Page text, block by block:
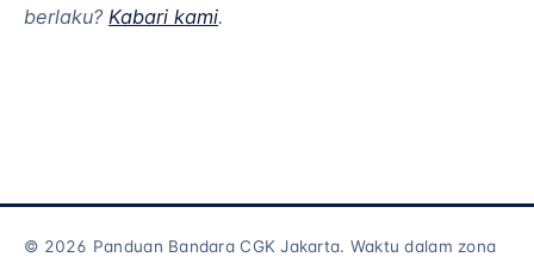
berlaku? Kabari kami.
© 2026 Panduan Bandara CGK Jakarta. Waktu dalam zona